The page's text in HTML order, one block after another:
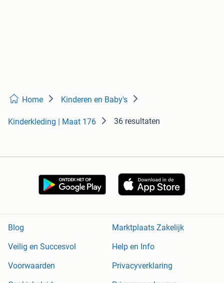
Home Kinderen en Baby's
Kinderkleding | Maat 176 36 resultaten
Blog
Marktplaats Zakelijk
Veilig en Succesvol
Help en Info
Voorwaarden
Privacyverklaring